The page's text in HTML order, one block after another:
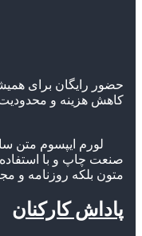
حضور رایگان برای
کاهش هزینه و محدودیت
لورم ایپسوم متن
صنعت چاپ و با
متون بلکه روزنامه و
پاداش کارکنان